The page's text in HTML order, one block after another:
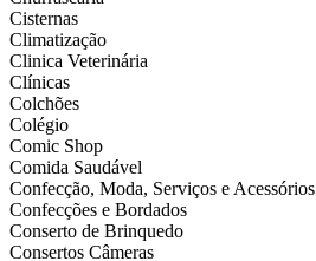
Cisternas
Climatização
Clinica Veterinária
Clínicas
Colchões
Colégio
Comic Shop
Comida Saudável
Confecção, Moda, Serviços e Acessórios
Confecções e Bordados
Conserto de Brinquedo
Consertos Câmeras